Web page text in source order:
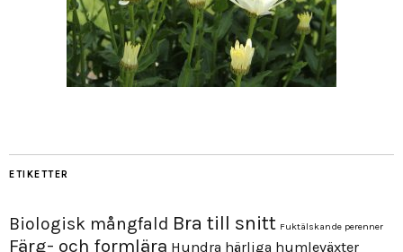
ETIKETTER
Biologisk mångfald Bra till snitt Fuktälskande perenner
Färg- och formlära Hundra härliga humleväxter